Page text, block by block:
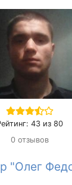
43 из 80
0 отзывов
"Олег